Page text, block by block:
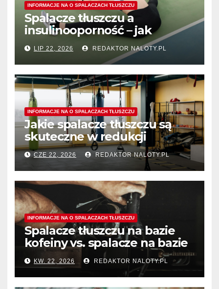
INFORMACJE NA O SPALACZACH TŁUSZCZU
Spalacze tłuszczu a
insulinooporność – jak
wspomagają procesy
spalania tłuszczu?
LIP 22, 2026 REDAKTOR NALOTY.PL
INFORMACJE NA O SPALACZACH TŁUSZCZU
Jakie spalacze tłuszczu są
skuteczne w redukcji
tłuszczu z okolic ud?
CZE 22, 2026 REDAKTOR NALOTY.PL
INFORMACJE NA O SPALACZACH TŁUSZCZU
Spalacze tłuszczu na bazie
kofeiny vs. spalacze na bazie
termogeników – który typ
wybrać?
KW. 22, 2026 REDAKTOR NALOTY.PL